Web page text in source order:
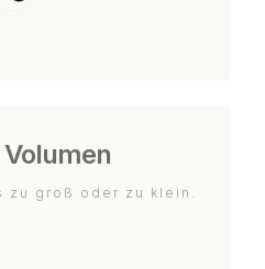
zu groß oder zu klein.